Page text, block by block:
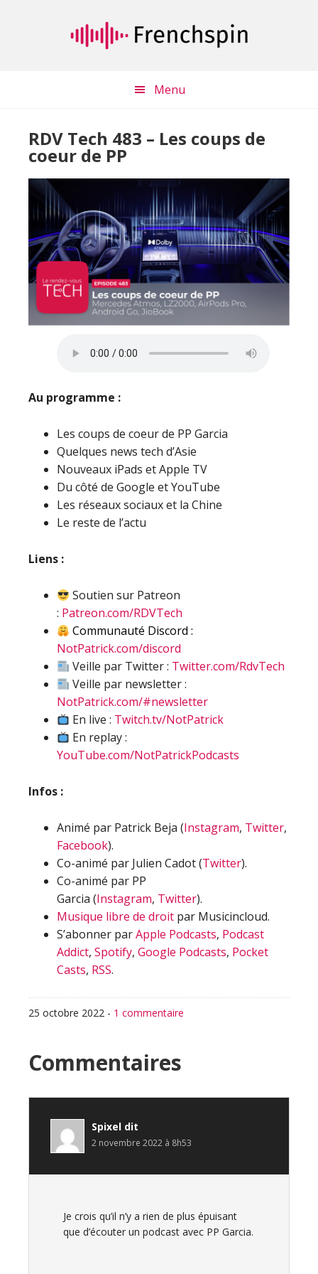
Menu
RDV Tech 483 – Les coups de
coeur de PP
Au programme :
Les coups de coeur de PP Garcia
Quelques news tech d’Asie
Nouveaux iPads et Apple TV
Du côté de Google et YouTube
Les réseaux sociaux et la Chine
Le reste de l’actu
Liens :
Soutien sur Patreon
: Patreon.com/RDVTech
Communauté Discord :
NotPatrick.com/discord
Veille par Twitter : Twitter.com/RdvTech
Veille par newsletter :
NotPatrick.com/#newsletter
En live : Twitch.tv/NotPatrick
En replay :
YouTube.com/NotPatrickPodcasts
Infos :
Animé par Patrick Beja (Instagram, Twitter,
Facebook).
Co-animé par Julien Cadot (Twitter).
Co-animé par PP
Garcia (Instagram, Twitter).
Musique libre de droit par Musicincloud.
S’abonner parApple Podcasts, Podcast
Addict, Spotify, Google Podcasts, Pocket
Casts, RSS.
25 octobre 2022 - 1 commentaire
Interactions
du
lecteur
Commentaires
Spixel dit
2 novembre 2022 à 8h53
Je crois qu’il n’y a rien de plus épuisant
que d’écouter un podcast avec PP Garcia.